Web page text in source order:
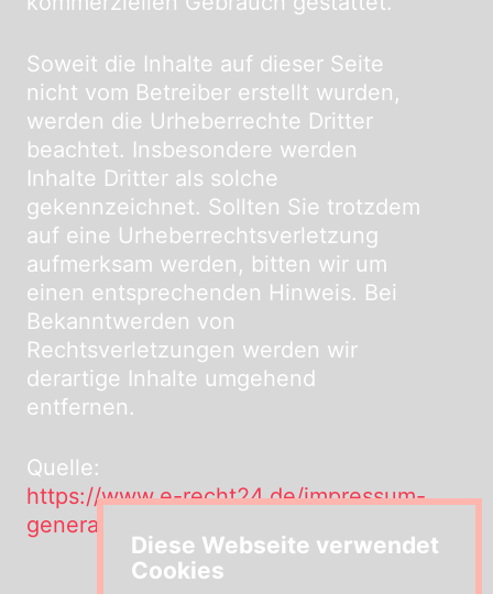
Soweit die Inhalte auf dieser Seite
nicht vom Betreiber erstellt wurden,
werden die Urheberrechte Dritter
beachtet. Insbesondere werden
Inhalte Dritter als solche
gekennzeichnet. Sollten Sie trotzdem
auf eine Urheberrechtsverletzung
aufmerksam werden, bitten wir um
einen entsprechenden Hinweis. Bei
Bekanntwerden von
Rechtsverletzungen werden wir
derartige Inhalte umgehend
entfernen.
Quelle:
https://www.e-recht24.de/impressum-
generator.html
Diese Webseite verwendet
Cookies